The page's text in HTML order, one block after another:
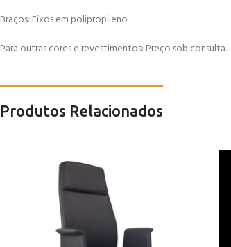
Braços: Fixos em polipropileno
Para outras cores e revestimentos: Preço sob consulta.
Produtos Relacionados